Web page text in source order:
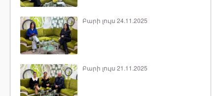
Բարի լույս 24.11.2025
Բարի լույս 21.11.2025